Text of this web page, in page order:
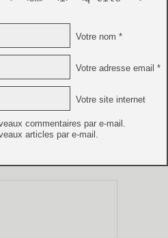
Votre nom *
Votre adresse email *
Votre site internet
commentaires par e-mail.
articles par e-mail.